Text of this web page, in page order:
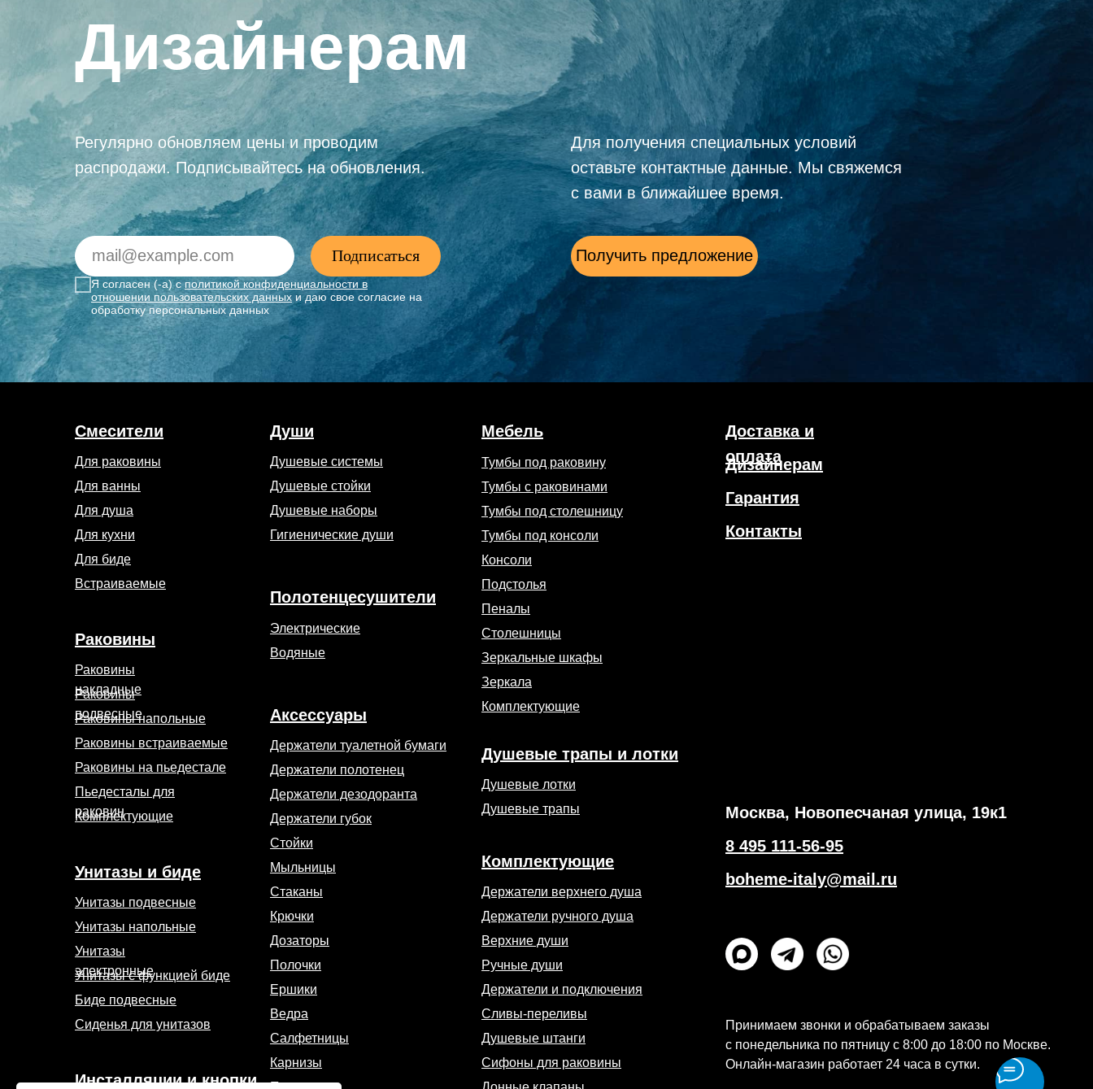
Дизайнерам
Регулярно обновляем цены и проводим
распродажи. Подписывайтесь на обновления.
Я согласен (-а) сполитикой конфиденциальности в
отношении пользовательских данных и даю свое согласие на
обработку персональных данных
Подписаться
Для получения специальных условий
оставьте контактные данные. Мы свяжемся
с вами в ближайшее время.
Получить предложение
Смесители Души
Душевые системы
Душевые наборы
Гигиенические души
Встраиваемые
Для биде
Для ванны
Для душа
Для раковины
Для кухни
Держатели верхнего душа
Комплектующие
Душевые трапы и лотки
Мебель
Дизайнерам
Доставка и
оплата
Гарантия
Контакты
Душевые стойки
Раковины
подвесные
Раковины
накладные
Раковины
Унитазы и биде
Унитазы подвесные
Унитазы напольные
Полотенцесушители
Электрические
Водяные
Инсталляции и кнопки
Унитазы с функцией биде
Унитазы
электронные
Биде подвесные
Сиденья для унитазов
Держатели и подключения
Держатели ручного душа
Верхние души
Ручные души
Сливы-переливы
Душевые штанги
Сифоны для раковины
Зеркальные шкафы
Зеркала
Комплектующие
Тумбы под раковину
Раковины напольные
Раковины встраиваемые
Раковины на пьедестале
Пьедесталы для
раковин
Комплектующие
Салфетницы
Ведра
Ершики
Полочки
Карнизы
Дозаторы
Крючки
Стаканы
Держатели губок
Держатели туалетной бумаги
Держатели дезодоранта
Держатели полотенец
Стойки
Мыльницы
Аксессуары
Тумбы с раковинами
Тумбы под столешницу
Тумбы под консоли
Консоли
Подстолья
Душевые лотки
Душевые трапы
Пеналы
Столешницы
8 495 111-56-95
Москва, Новопесчаная улица, 19к1
boheme-italy@mail.ru
Принимаем звонки и обрабатываем заказы
с понедельника по пятницу с 8:00 до 18:00 по Москве.
Онлайн-магазин работает 24 часа в сутки.